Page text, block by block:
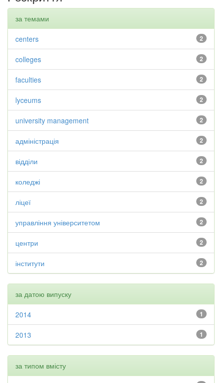
за темами
2
centers
2
colleges
2
faculties
2
lyceums
2
university management
2
адміністрація
2
відділи
2
коледжі
2
ліцеї
2
управління університетом
2
центри
2
інститути
за датою випуску
1
2014
1
2013
за типом вмісту